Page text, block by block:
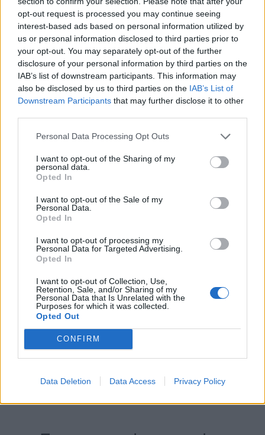
opt-out request is processed you may continue seeing
interest-based ads based on personal information utilized by
us or personal information disclosed to third parties prior to
your opt-out. You may separately opt-out of the further
disclosure of your personal information by third parties on the
IAB’s list of downstream participants. This information may
also be disclosed by us to third parties on the IAB’s List of
Downstream Participants that may further disclose it to other
Personal Data Processing Opt Outs
I want to opt-out of the Sharing of my
personal data.
Opted In
I want to opt-out of the Sale of my
Personal Data.
Opted In
I want to opt-out of processing my
Personal Data for Targeted Advertising.
Opted In
I want to opt-out of Collection, Use,
Retention, Sale, and/or Sharing of my
Personal Data that Is Unrelated with the
Purposes for which it was collected.
Opted Out
CONFIRM
Data Deletion Data Access Privacy Policy
Datos
CIF:
B-58576950
Forma jurídica:
S.L.
30
Sistemas de calidad:
UNE EN ISO 9001:2000
Sectores y actividades
Química, Petroquímica, Caucho, Poliéster y
Juntas Industriales
Perfil activo desde: